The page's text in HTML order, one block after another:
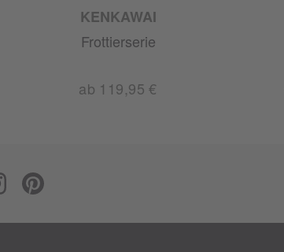
KENKAWAI
Frottierserie
ab 119,95 €